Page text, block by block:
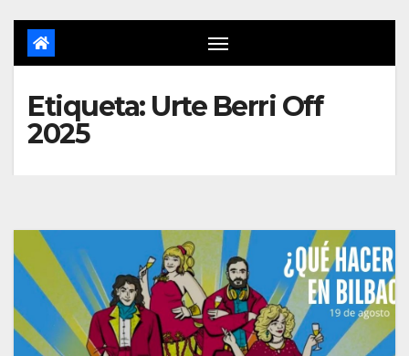
Etiqueta: Urte Berri Off
2025